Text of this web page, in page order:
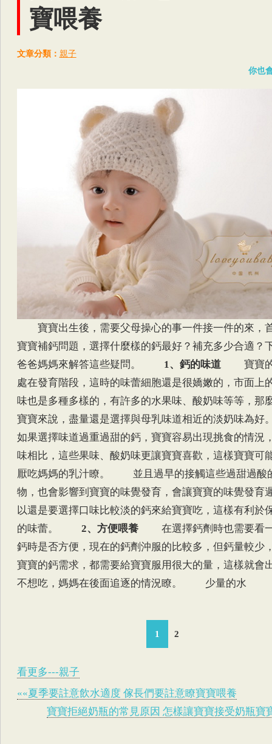
寶喂養
文章分類： 親子
你也
寶寶出生後，需要父母操心的事一件接一件的來，
寶寶補鈣問題，選擇什麼樣的鈣最好？補充多少合適？
爸爸媽媽來解答這些疑問。 1、鈣的味道寶寶的
處在發育階段，這時的味蕾細胞還是很嬌嫩的，市面上
味也是多種多樣的，有許多的水果味、酸奶味等等，那
寶寶來說，盡量還是選擇與母乳味道相近的淡奶味
如果選擇味道過重過甜的鈣，寶寶容易出現挑食的情況
味相比，這些果味、酸奶味更讓寶寶喜歡，這樣寶寶可
厭吃媽媽的乳汁瞭。 並且過早的接觸這些過甜過酸
物，也會影響到寶寶的味覺發育，會讓寶寶的味覺發育
以還是要選擇口味比較淡的鈣來給寶寶吃，這樣有利於
的味蕾。
2、方便喂養在選擇鈣劑時也需要看
鈣時是否方便，現在的鈣劑沖服的比較多，但鈣量較少
寶寶的鈣需求，都需要給寶寶服用很大的量，這樣就會
不想吃，媽媽在後面追逐的情況瞭。 少量的水
1 2
看更多---親子
««夏季要註意飲水適度 傢長們要註意瞭寶寶喂養
寶寶拒絕奶瓶的常見原因 怎樣讓寶寶接受奶瓶寶